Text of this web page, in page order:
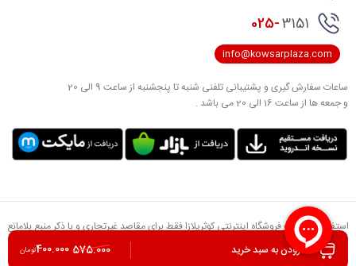
افزودن به سبد خرید 575.000
400.000تومان
025-3151
info@kowsarplaza.com
ساعات سفارش گیری و پشتیبانی تلفنی شنبه تا پنجشنبه از ساعت 9 الی 20
و جمعه ها از ساعت 16 الی 20 می باشد .
استفاده از مطالب فروشگاه اینترنتی کوثرپلازا فقط برای مقاصد غیرتجاری و با ذکر منبع بلامانع
است. کلیه حقوق این سایت متعلق به تعاونی مصرف کوثر می باشد.
طراحی و توسعه توسط
گروه نرم افزای آدلان وب